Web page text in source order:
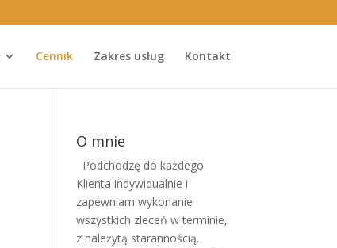
Cennik Zakres usług Kontakt
O mnie
Podchodzę do każdego
Klienta indywidualnie i
zapewniam wykonanie
wszystkich zleceń w terminie,
z należytą starannością.